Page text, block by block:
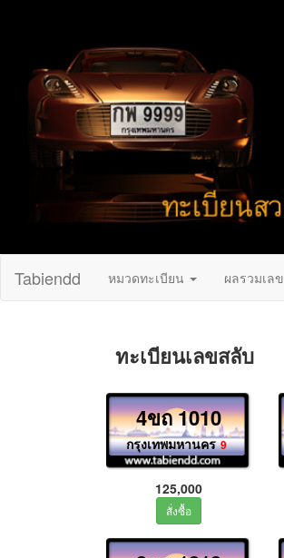
Tabiendd หมวดทะเบียน ผลรวมเล
ทะเบียนเลขสลับ
4ขถ 1010
กรุงเทพมหานคร 9
125,000